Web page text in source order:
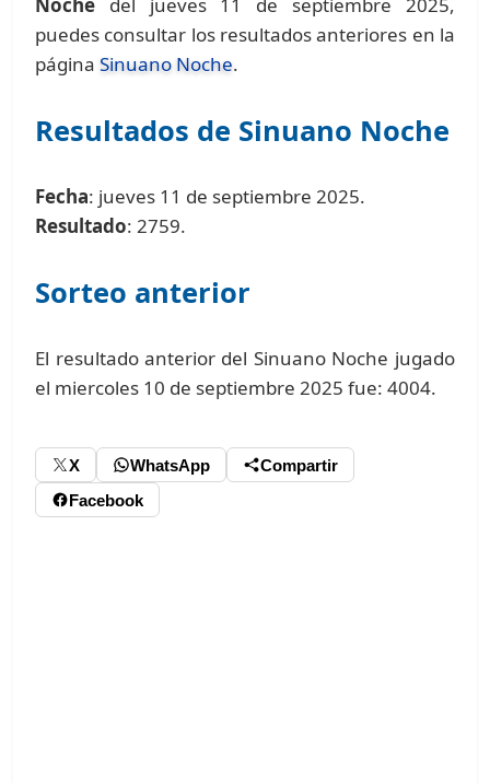
Noche del jueves 11 de septiembre 2025,
puedes consultar los resultados anteriores en la
páginaSinuano Noche.
Resultados de Sinuano Noche
Fecha: jueves 11 de septiembre 2025.
Resultado: 2759.
Sorteo anterior
El resultado anterior del Sinuano Noche jugado
el miercoles 10 de septiembre 2025 fue: 4004.
X WhatsApp
Compartir
Facebook